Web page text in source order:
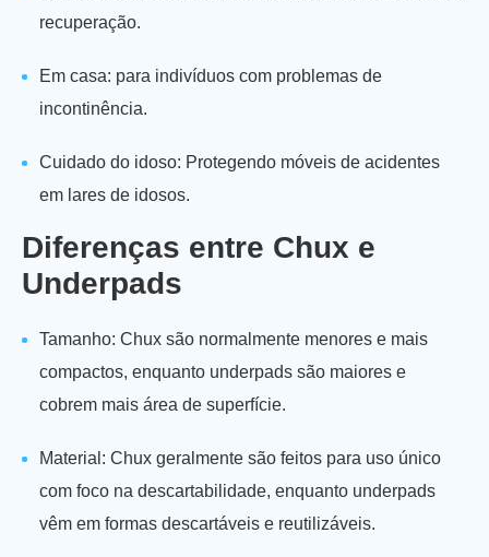
recuperação.
Em casa: para indivíduos com problemas de
incontinência.
Cuidado do idoso: Protegendo móveis de acidentes
em lares de idosos.
Diferenças entre Chux e
Underpads
Tamanho: Chux são normalmente menores e mais
compactos, enquanto underpads são maiores e
cobrem mais área de superfície.
Material: Chux geralmente são feitos para uso único
com foco na descartabilidade, enquanto underpads
vêm em formas descartáveis e reutilizáveis.